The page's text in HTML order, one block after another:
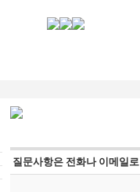
질문사항은 전화나 이메일